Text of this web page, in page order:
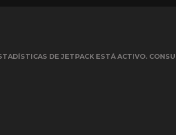
DE JETPACK ESTÁ ACTIVO.